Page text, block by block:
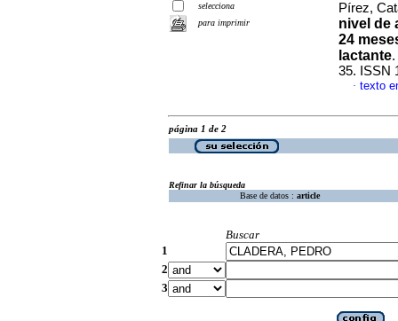
selecciona
para imprimir
Pírez,
nivel de
24
lactante.
35. ISSN
· texto
página 1 de 2
Refinar la búsqueda
Base de datos : article
Buscar
1
2
3